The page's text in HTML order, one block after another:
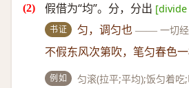
假借为“均”。分，分出 [divide
书证 匀，调匀也 —— 一切
不假东风次第吹，笔匀春色
例如
匀滚(拉平;平均);饭匀着